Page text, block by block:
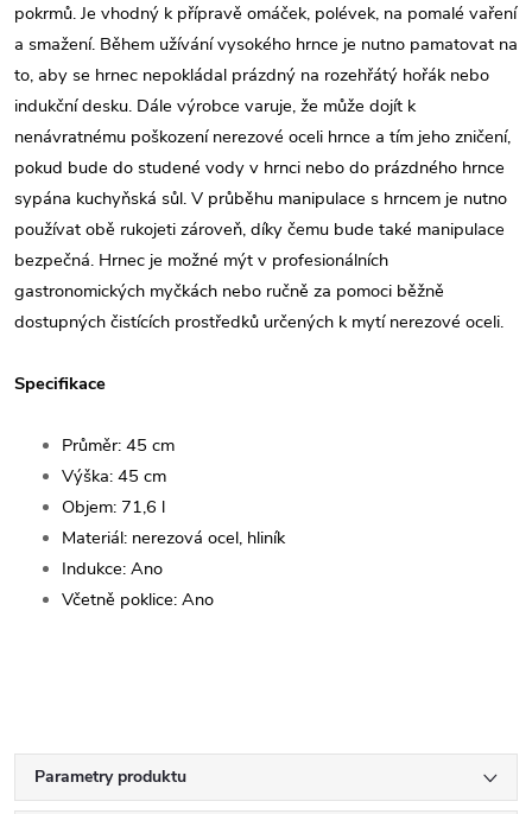
pokrmů. Je vhodný k přípravě omáček, polévek, na pomalé vaření
a smažení. Během užívání vysokého hrnce je nutno pamatovat na
to, aby se hrnec nepokládal prázdný na rozehřátý hořák nebo
indukční desku. Dále výrobce varuje, že může dojít k
nenávratnému poškození nerezové oceli hrnce a tím jeho zničení,
pokud bude do studené vody v hrnci nebo do prázdného hrnce
sypána kuchyňská sůl. V průběhu manipulace s hrncem je nutno
používat obě rukojeti zároveň, díky čemu bude také manipulace
bezpečná. Hrnec je možné mýt v profesionálních
gastronomických myčkách nebo ručně za pomoci běžně
dostupných čistících prostředků určených k mytí nerezové oceli.
Specifikace
Průměr: 45 cm
Výška: 45 cm
Objem: 71,6 l
Materiál: nerezová ocel, hliník
Indukce: Ano
Včetně poklice: Ano
Parametry produktu